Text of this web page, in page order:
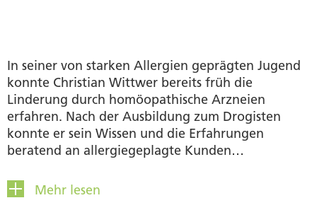
In seiner von starken Allergien geprägten Jugend
konnte Christian Wittwer bereits früh die
Linderung durch homöopathische Arzneien
erfahren. Nach der Ausbildung zum Drogisten
konnte er sein Wissen und die Erfahrungen
beratend an allergiegeplagte Kunden
Herstellungsleiter in die noch junge Similasan ein
und produzierte während vielen Jahren mit
Mehr lesen